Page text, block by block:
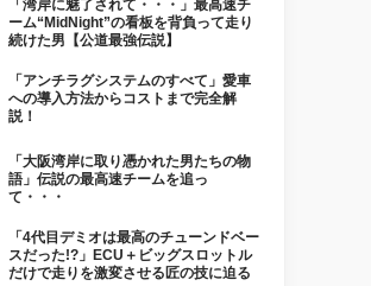
「湾岸に魅了されて・・・」最高速チ
ーム“MidNight”の看板を背負って走り
続けた男【公道最強伝説】
「アンチラグシステムのすべて」愛車
への導入方法からコストまで完全解
説！
「大阪湾岸に取り憑かれた男たちの物
語」伝説の最高速チームを追っ
て・・・
「4代目デミオは最高のチューンドベー
スだった!?」ECU＋ビッグスロットル
だけで走りを激変させる匠の技に迫る